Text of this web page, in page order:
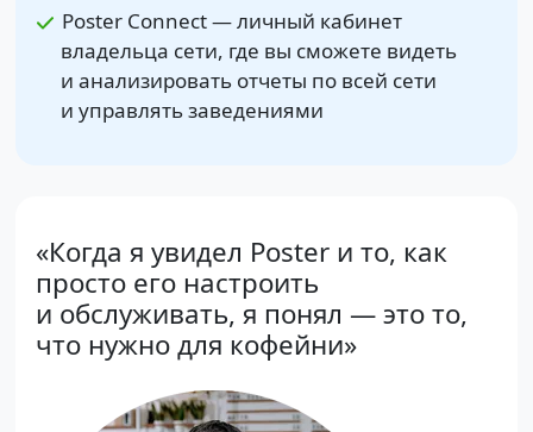
Poster Connect — личный кабинет
владельца сети, где вы сможете видеть
и анализировать отчеты по всей сети
и управлять заведениями
«Когда я увидел Poster и то, как
просто его настроить
и обслуживать, я понял — это то,
что нужно для кофейни»